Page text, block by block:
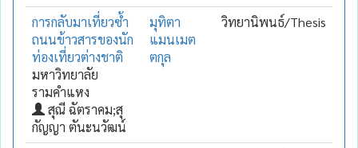
การกลับมาเที่ยวซ้ำ
ถนนข้าวสารของนัก
ท่องเที่ยวต่างชาติ
มหาวิทยาลัย
รามคำแหง
สุณี ฉัตราคม;สุ
กัญญา ตันะนวัฒน์
มุทิตา
แมนเมต
ตกุล
วิทยานิพนธ์/Thesis